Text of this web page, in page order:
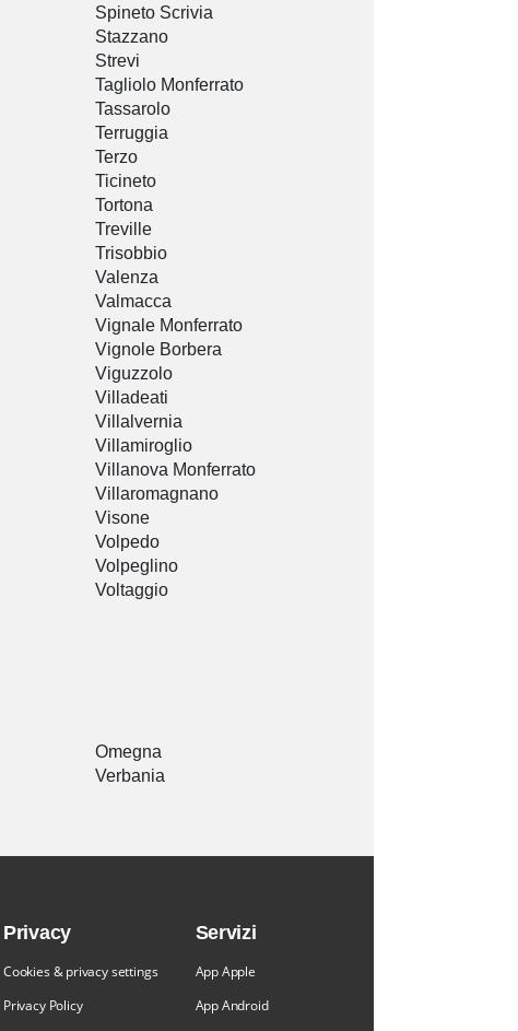
Spineto Scrivia
Stazzano
Strevi
Tagliolo Monferrato
Tassarolo
Terruggia
Terzo
Ticineto
Tortona
Treville
Trisobbio
Valenza
Valmacca
Vignale Monferrato
Vignole Borbera
Viguzzolo
Villadeati
Villalvernia
Villamiroglio
Villanova Monferrato
Villaromagnano
Visone
Volpedo
Volpeglino
Voltaggio
Omegna
Verbania
Privacy
Cookies & privacy settings
Privacy Policy
Servizi
App Apple
App Android